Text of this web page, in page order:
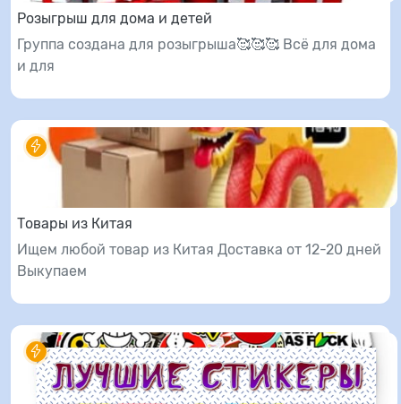
Розыгрыш для дома и детей
Группа создана для розыгрыша🥰🥰🥰 Всё для дома
и для
Товары из Китая
Ищем любой товар из Китая Доставка от 12-20 дней
Выкупаем